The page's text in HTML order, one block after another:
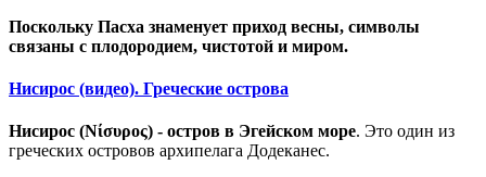
Поскольку Пасха знаменует приход весны, символы
связаны с плодородием, чистотой и миром.
Нисирос (видео). Греческие острова
Нисирос (Νίσυρος) - остров в Эгейском море. Это один из
греческих островов архипелага Додеканес.